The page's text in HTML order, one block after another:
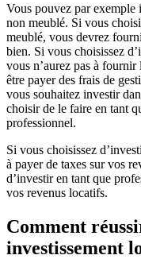
Vous pouvez par
non meublé. Si vous
meublé, vous devrez
bien. Si vous choisissez
vous n’aurez pas à
être payer des frais de
vous souhaitez investir
choisir de le faire en tant
professionnel.
Si vous choisissez
à payer de taxes sur vos
d’investir en tant que
vos revenus locatifs.
Comment
investissement